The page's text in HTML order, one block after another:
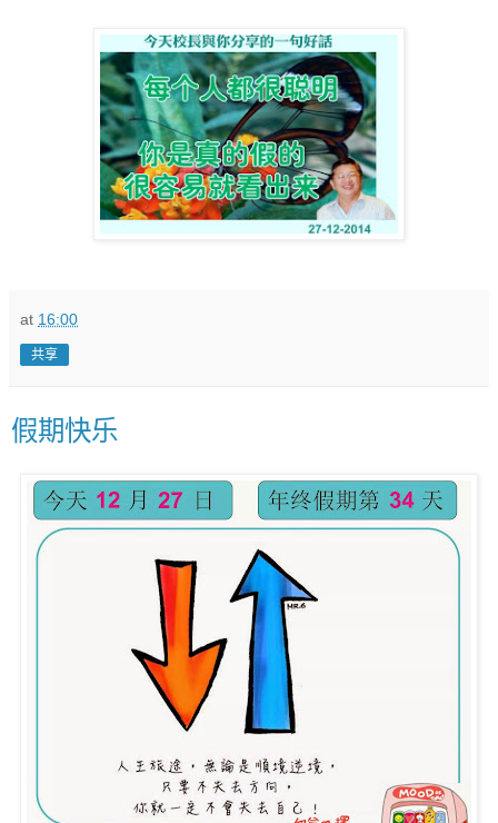
at 16:00
共享
假期快乐